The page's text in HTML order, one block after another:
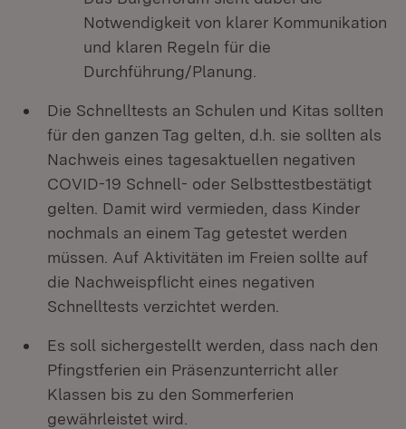
Notwendigkeit von klarer Kommunikation
und klaren Regeln für die
Durchführung/Planung.
Die Schnelltests an Schulen und Kitas sollten
für den ganzen Tag gelten, d.h. sie sollten als
Nachweis eines tagesaktuellen negativen
COVID-19 Schnell- oder Selbsttestbestätigt
gelten. Damit wird vermieden, dass Kinder
nochmals an einem Tag getestet werden
müssen. Auf Aktivitäten im Freien sollte auf
die Nachweispflicht eines negativen
Schnelltests verzichtet werden.
Es soll sichergestellt werden, dass nach den
Pfingstferien ein Präsenzunterricht aller
Klassen bis zu den Sommerferien
gewährleistet wird.